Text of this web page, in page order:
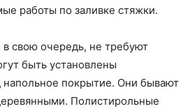
работы по заливке стяжки.
свою очередь, не требуют
быть установлены
напольное покрытие. Они бывают
Полистирольные